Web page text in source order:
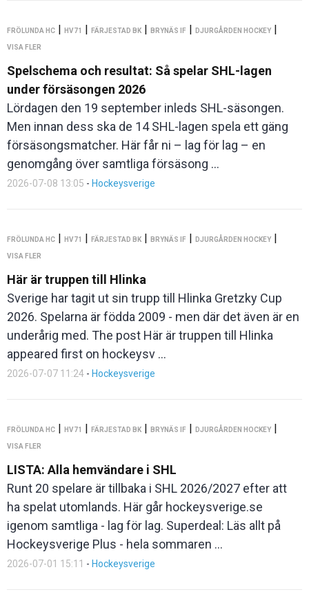
FRÖLUNDA HC | HV71 | FÄRJESTAD BK | BRYNÄS IF | DJURGÅRDEN HOCKEY |
VISA FLER
Spelschema och resultat: Så spelar SHL-lagen
under försäsongen 2026
Lördagen den 19 september inleds SHL-säsongen.
Men innan dess ska de 14 SHL-lagen spela ett gäng
försäsongsmatcher. Här får ni – lag för lag – en
genomgång över samtliga försäsong ...
2026-07-08 13:05 - Hockeysverige
FRÖLUNDA HC | HV71 | FÄRJESTAD BK | BRYNÄS IF | DJURGÅRDEN HOCKEY |
VISA FLER
Här är truppen till Hlinka
Sverige har tagit ut sin trupp till Hlinka Gretzky Cup
2026. Spelarna är födda 2009 - men där det även är en
underårig med. The post Här är truppen till Hlinka
appeared first on hockeysv ...
2026-07-07 11:24 - Hockeysverige
FRÖLUNDA HC | HV71 | FÄRJESTAD BK | BRYNÄS IF | DJURGÅRDEN HOCKEY |
VISA FLER
LISTA: Alla hemvändare i SHL
Runt 20 spelare är tillbaka i SHL 2026/2027 efter att
ha spelat utomlands. Här går hockeysverige.se
igenom samtliga - lag för lag. Superdeal: Läs allt på
Hockeysverige Plus - hela sommaren ...
2026-07-01 15:11 - Hockeysverige